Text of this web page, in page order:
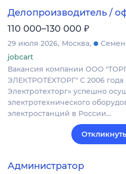
Делопроизводитель /
110 000–130 000 ₽
29 июля 2026 Москва
jobcart
Вакансия компании ООО
ЭЛЕКТРОТЕХТОРГ" С 2006
Электротехторг» успешно
электротехнического
электростанций в России…
Администратор